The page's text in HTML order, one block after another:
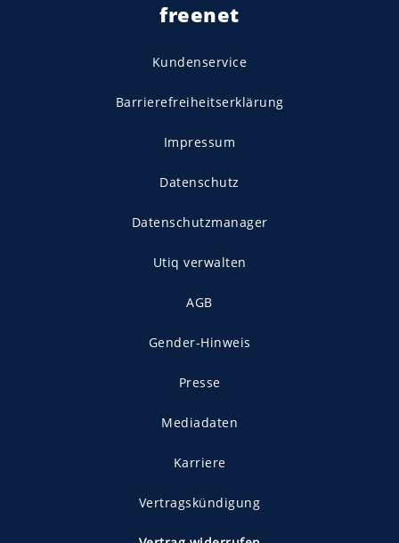
freenet
Kundenservice
Barrierefreiheitserklärung
Impressum
Datenschutz
Datenschutzmanager
Utiq verwalten
AGB
Gender-Hinweis
Presse
Mediadaten
Karriere
Vertragskündigung